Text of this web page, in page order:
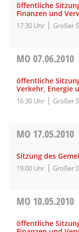
öffentliche
Finanzen und
17:30 Uhr Großer
MO 07.06.2010
öffentliche
Verkehr, Energie
16:30 Uhr Großer
MO 17.05.2010
Sitzung des
19:00 Uhr Großer
MO 10.05.2010
öffentliche